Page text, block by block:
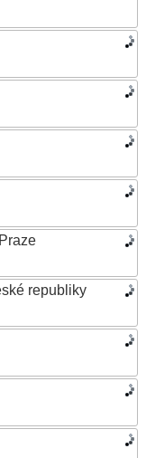
republiky